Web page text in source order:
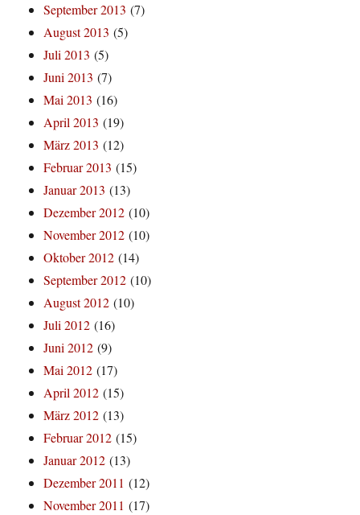
September 2013 (7)
August 2013 (5)
Juli 2013 (5)
Juni 2013 (7)
Mai 2013 (16)
April 2013 (19)
März 2013 (12)
Februar 2013 (15)
Januar 2013 (13)
Dezember 2012 (10)
November 2012 (10)
Oktober 2012 (14)
September 2012 (10)
August 2012 (10)
Juli 2012 (16)
Juni 2012 (9)
Mai 2012 (17)
April 2012 (15)
März 2012 (13)
Februar 2012 (15)
Januar 2012 (13)
Dezember 2011 (12)
November 2011 (17)